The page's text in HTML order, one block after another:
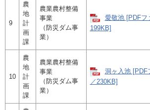
9
農
地
計
画
課
農業農村整備
事業
（防災ダム事
業）
愛敬池 [PDFフ
199KB]
10
農
地
計
画
課
農業農村整備
事業
（防災ダム事
業）
洞ヶ入池 [PDF
／230KB]